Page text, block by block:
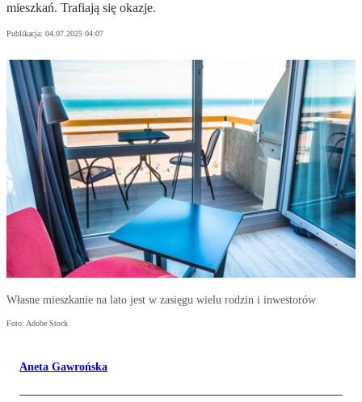
mieszkań. Trafiają się okazje.
Publikacja: 04.07.2025 04:07
Własne mieszkanie na lato jest w zasięgu wielu rodzin i inwestorów
Foto: Adobe Stock
Aneta Gawrońska